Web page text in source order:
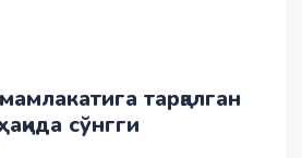
тарқалган
сўнгги